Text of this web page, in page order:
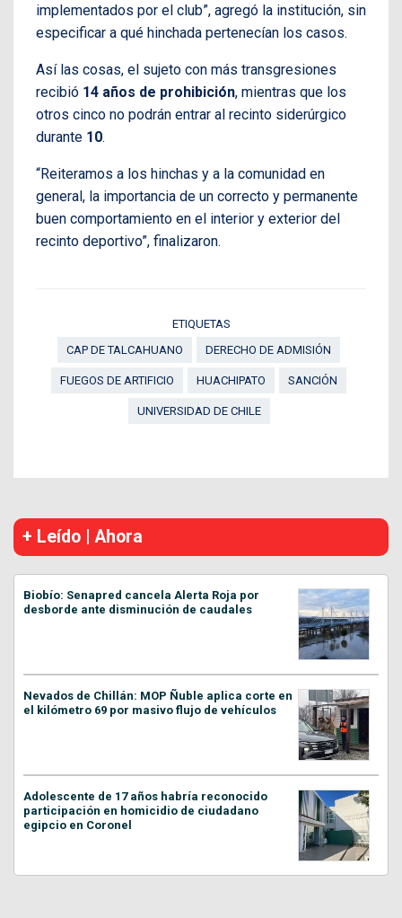
implementados por el club”, agregó la institución, sin
especificar a qué hinchada pertenecían los casos.
Así las cosas, el sujeto con más transgresiones
recibió 14 años de prohibición, mientras que los
otros cinco no podrán entrar al recinto siderúrgico
durante 10.
“Reiteramos a los hinchas y a la comunidad en
general, la importancia de un correcto y permanente
buen comportamiento en el interior y exterior del
recinto deportivo”, finalizaron.
ETIQUETAS
CAP DE TALCAHUANO
DERECHO DE ADMISIÓN
FUEGOS DE ARTIFICIO HUACHIPATO SANCIÓN
UNIVERSIDAD DE CHILE
+ Leído | Ahora
Biobío: Senapred cancela Alerta Roja por
desborde ante disminución de caudales
Nevados de Chillán: MOP Ñuble aplica corte en
el kilómetro 69 por masivo flujo de vehículos
Adolescente de 17 años habría reconocido
participación en homicidio de ciudadano
egipcio en Coronel